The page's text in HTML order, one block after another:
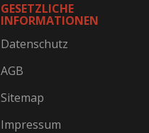
GESETZLICHE
INFORMATIONEN
Datenschutz
AGB
Sitemap
Impressum